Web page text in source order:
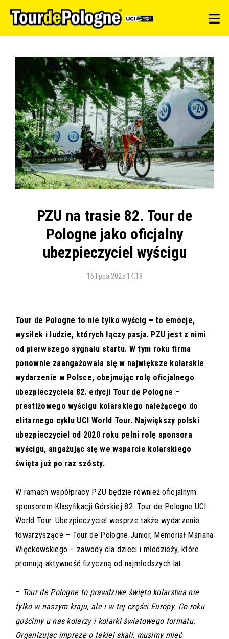
PZU na trasie 82. Tour de
Pologne jako oficjalny
ubezpieczyciel wyścigu
16 lipca 2025 14:18
Tour de Pologne to nie tylko wyścig – to emocje,
wysiłek i ludzie, których łączy pasja. PZU jest z nimi
od pierwszego sygnału startu. W tym roku firma
ponownie zaangażowała się w największe kolarskie
wydarzenie w Polsce, obejmując rolę oficjalnego
ubezpieczyciela 82. edycji Tour de Pologne –
prestiżowego wyścigu kolarskiego należącego do
elitarnego cyklu UCI World Tour. Największy polski
ubezpieczyciel od 2020 roku pełni rolę sponsora
wyścigu, angażując się we wsparcie kolarskiego
święta już po raz szósty.
W ramach współpracy PZU będzie również oficjalnym
sponsorem Klasyfikacji Górskiej 82. Tour de Pologne UCI
World Tour. Ubezpieczyciel wesprze także wydarzenie
towarzyszące – Tour de Pologne Junior, Memoriał Mariana
Więckowskiego – zawody dla dzieci i młodzieży, które
promują aktywność fizyczną od najmłodszych lat.
– Tour de Pologne to prawdziwe święto kolarstwa nie
tylko w naszym kraju, ale i w tej części Europy. Co roku
gościmy u nas kolarzy i kolarki światowego formatu.
Organizując imprezę o takiej skali, musimy mieć